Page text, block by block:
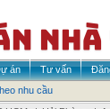
án Tư vấn
nhu cầu